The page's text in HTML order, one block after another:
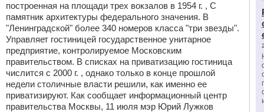
построенная на площади трех вокзалов в 1954 г. , С
памятник архитектуры федерального значения. В
"Ленинградской" более 340 номеров класса "три звезды".
Управляет гостиницей государственное унитарное
предприятие, контролируемое Московским
правительством. В списках на приватизацию гостиница
числится с 2000 г. , однако только в конце прошлой
недели столичные власти решили, как именно ее
приватизируют. Как сообщает информационный центр
правительства Москвы, 11 июля мэр Юрий Лужков